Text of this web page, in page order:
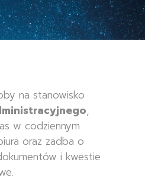
na stanowisko
,
w codziennym
oraz zadba o
i kwestie